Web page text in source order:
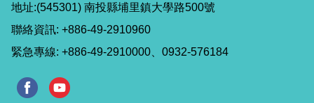
地址:(545301) 南投縣埔里鎮大學路500號
聯絡資訊: +886-49-2910960
緊急專線: +886-49-2910000、0932-576184